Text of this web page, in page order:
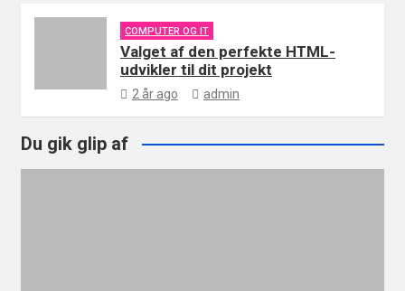
COMPUTER OG IT
Valget af den perfekte HTML-
udvikler til dit projekt
2 år ago admin
Du gik glip af